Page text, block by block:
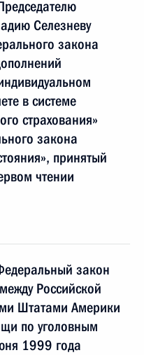
Селезневу
закона
в системе
страхования»
закона
принятый
чтении
закон
Российской
Штатами Америки
по уголовным
1999 года